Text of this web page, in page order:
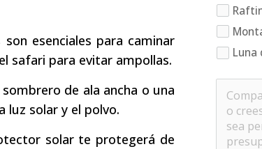
esenciales para caminar
safari para evitar ampollas.
de ala ancha o una
luz solar y el polvo.
solar te protegerá de
Luna